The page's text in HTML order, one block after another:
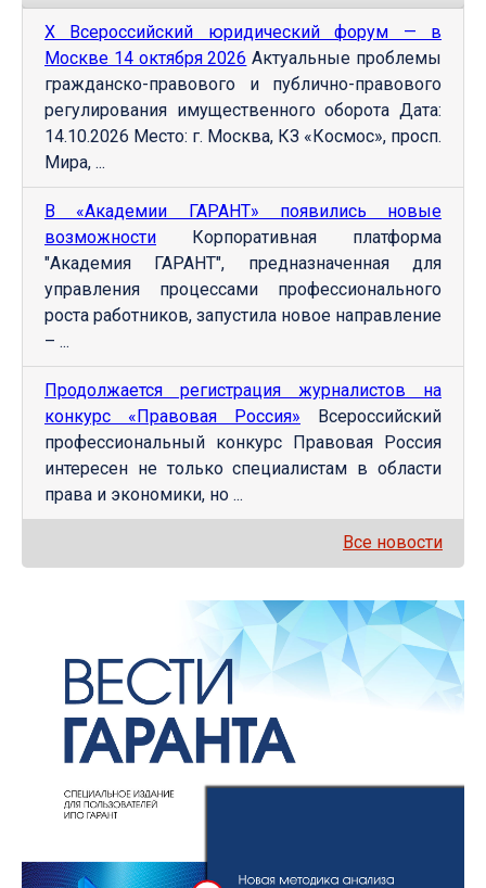
Х Всероссийский юридический форум — в
Москве 14 октября 2026 Актуальные проблемы
гражданско-правового и публично-правового
регулирования имущественного оборота Дата:
14.10.2026 Место: г. Москва, КЗ «Космос», просп.
Мира, ...
В «Академии ГАРАНТ» появились новые
возможности Корпоративная платформа
"Академия ГАРАНТ", предназначенная для
управления процессами профессионального
роста работников, запустила новое направление
– ...
Продолжается регистрация журналистов на
конкурс «Правовая Россия» Всероссийский
профессиональный конкурс Правовая Россия
интересен не только специалистам в области
права и экономики, но ...
Все новости